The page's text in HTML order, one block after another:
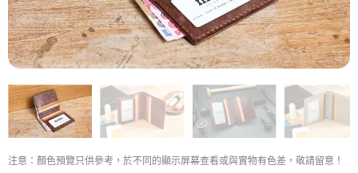
注意：顏色預覽只供參考，於不同的顯示屏幕查看或與實物有色差，敬請留意！